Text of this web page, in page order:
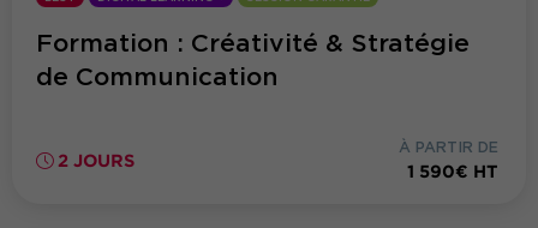
Formation : Créativité & Stratégie
de Communication
2 JOURS
À PARTIR DE
1 590€ HT